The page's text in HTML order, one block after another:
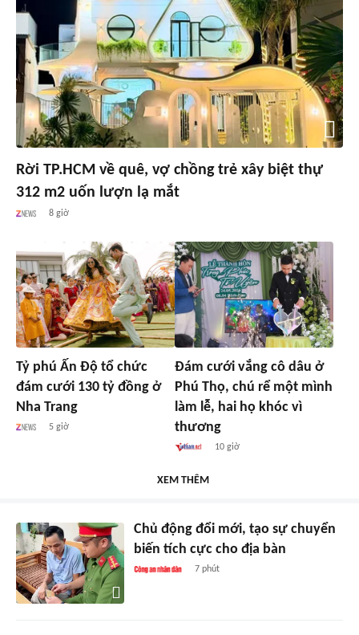
Rời TP.HCM về quê, vợ chồng trẻ xây biệt thự
312 m2 uốn lượn lạ mắt
8 giờ
Tỷ phú Ấn Độ tổ chức
đám cưới 130 tỷ đồng ở
Nha Trang
5 giờ
Đám cưới vắng cô dâu ở
Phú Thọ, chú rể một mình
làm lễ, hai họ khóc vì
thương
10 giờ
XEM THÊM
Chủ động đổi mới, tạo sự chuyển
biến tích cực cho địa bàn
7 phút